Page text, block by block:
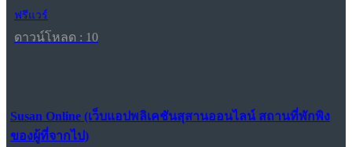
ฟรีแวร์
ดาวน์โหลด : 10
Susan Online (เว็บแอปพลิเคชันสุสานออนไลน์ สถานที่พักพิง
ของผู้ที่จากไป)